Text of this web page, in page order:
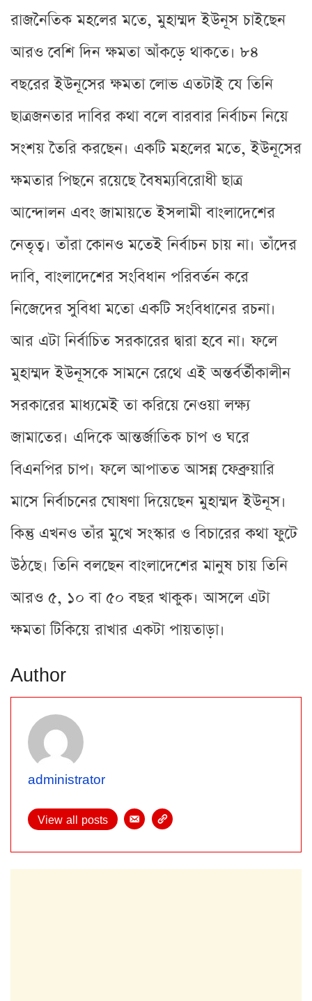
রাজনৈতিক মহলের মতে, মুহাম্মদ ইউনূস চাইছেন
আরও বেশি দিন ক্ষমতা আঁকড়ে থাকতে। ৮৪
বছরের ইউনূসের ক্ষমতা লোভ এতটাই যে তিনি
ছাত্রজনতার দাবির কথা বলে বারবার নির্বাচন নিয়ে
সংশয় তৈরি করছেন। একটি মহলের মতে, ইউনূসের
ক্ষমতার পিছনে রয়েছে বৈষম্যবিরোধী ছাত্র
আন্দোলন এবং জামায়তে ইসলামী বাংলাদেশের
নেতৃত্ব। তাঁরা কোনও মতেই নির্বাচন চায় না। তাঁদের
দাবি, বাংলাদেশের সংবিধান পরিবর্তন করে
নিজেদের সুবিধা মতো একটি সংবিধানের রচনা।
আর এটা নির্বাচিত সরকারের দ্বারা হবে না। ফলে
মুহাম্মদ ইউনূসকে সামনে রেথে এই অন্তর্বর্তীকালীন
সরকারের মাধ্যমেই তা করিয়ে নেওয়া লক্ষ্য
জামাতের। এদিকে আন্তর্জাতিক চাপ ও ঘরে
বিএনপির চাপ। ফলে আপাতত আসন্ন ফেব্রুয়ারি
মাসে নির্বাচনের ঘোষণা দিয়েছেন মুহাম্মদ ইউনূস।
কিন্তু এখনও তাঁর মুখে সংস্কার ও বিচারের কথা ফুটে
উঠছে। তিনি বলছেন বাংলাদেশের মানুষ চায় তিনি
আরও ৫, ১০ বা ৫০ বছর খাকুক। আসলে এটা
ক্ষমতা টিকিয়ে রাখার একটা পায়তাড়া।
Author
administrator
View all posts